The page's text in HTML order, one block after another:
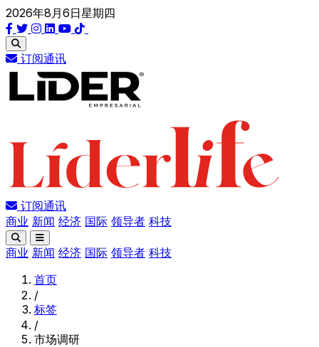
2026年8月6日星期四
订阅通讯
订阅通讯
商业 新闻 经济 国际 领导者 科技
商业 新闻 经济 国际 领导者 科技
首页
/
标签
/
市场调研